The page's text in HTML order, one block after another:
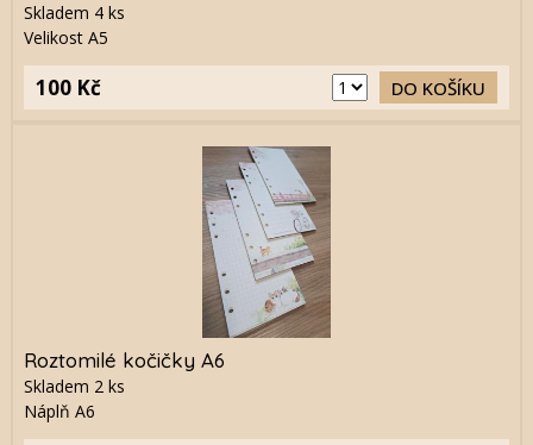
Skladem 4ks
Velikost A5
100 Kč DO KOŠÍKU
Roztomilé kočičky A6
Skladem 2ks
Náplň A6